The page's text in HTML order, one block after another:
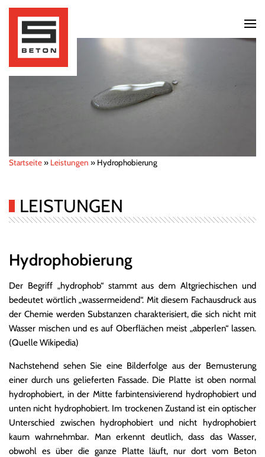
Startseite» Leistungen » Hydrophobierung
LEISTUNGEN
Hydrophobierung
Der Begriff „hydrophob“ stammt aus dem Altgriechischen und
bedeutet wörtlich „wassermeidend“. Mit diesem Fachausdruck aus
der Chemie werden Substanzen charakterisiert, die sich nicht mit
Wasser mischen und es auf Oberflächen meist „abperlen“ lassen.
(Quelle Wikipedia)
Nachstehend sehen Sie eine Bilderfolge aus der Bemusterung
einer durch uns gelieferten Fassade. Die Platte ist oben normal
hydrophobiert, in der Mitte farbintensivierend hydrophobiert und
unten nicht hydrophobiert. Im trockenen Zustand ist ein optischer
Unterschied zwischen hydrophobiert und nicht hydrophobiert
kaum wahrnehmbar. Man erkennt deutlich, dass das Wasser,
obwohl es über die ganze Platte läuft, nur dort vom Beton